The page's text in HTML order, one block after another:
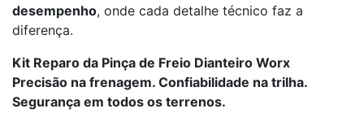
desempenho, onde cada detalhe técnico faz a
diferença.
Kit Reparo da Pinça de Freio Dianteiro Worx
Precisão na frenagem. Confiabilidade na trilha.
Segurança em todos os terrenos.